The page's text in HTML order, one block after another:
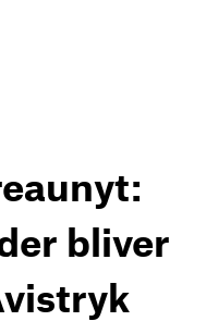
bliver